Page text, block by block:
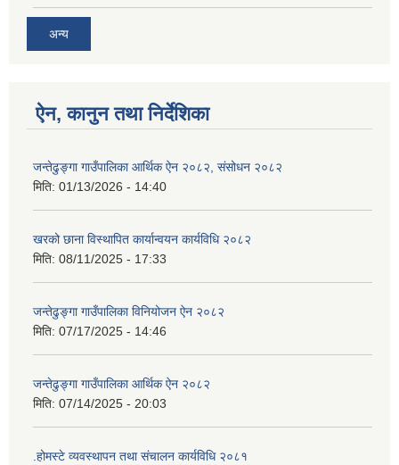
अन्य
ऐन, कानुन तथा निर्देशिका
जन्तेढुङ्गा गाउँपालिका आर्थिक ऐन २०८२, संसोधन २०८२
मिति: 01/13/2026 - 14:40
खरको छाना विस्थापित कार्यान्वयन कार्यविधि २०८२
मिति: 08/11/2025 - 17:33
जन्तेढुङ्गा गाउँपालिका विनियोजन ऐन २०८२
मिति: 07/17/2025 - 14:46
जन्तेढुङ्गा गाउँपालिका आर्थिक ऐन २०८२
मिति: 07/14/2025 - 20:03
.होमस्टे व्यवस्थापन तथा संचालन कार्यविधि २०८१